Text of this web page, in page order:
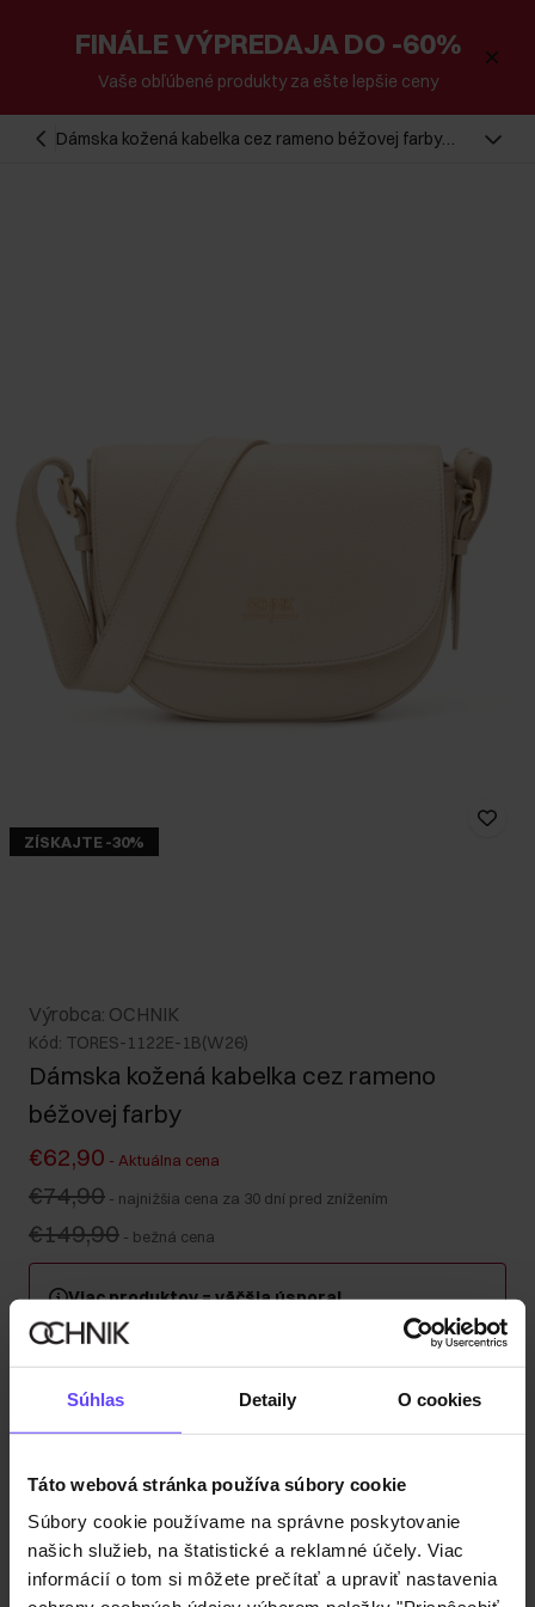
Súhlas Detaily O cookies
Táto webová stránka používa súbory cookie
Súbory cookie používame na správne poskytovanie
našich služieb, na štatistické a reklamné účely. Viac
informácií o tom si môžete prečítať a upraviť nastavenia
FINÁLE VÝPREDAJA DO -60%
Vaše obľúbené produkty za ešte lepšie ceny
Dámska kožená kabelka cez rameno béžovej farby
ZÍSKAJTE -30%
Výrobca: OCHNIK
Kód: TORES-1122E-1B(W26)
Dámska kožená kabelka cez rameno
béžovej farby
€62,90 - Aktuálna cena
€74,90 - najnižšia cena za 30 dní pred znížením
€149,90 - bežná cena
Viac produktov = väčšia úspora!
Kúpte si minimálne 2 kusy z kategórie kabeliek, kufrov
alebo cestovných kozmetických taštičiek a získajte 30
ľubovoľne – zľava sa automaticky započítava v košíku.
Popis produktu
Detaily